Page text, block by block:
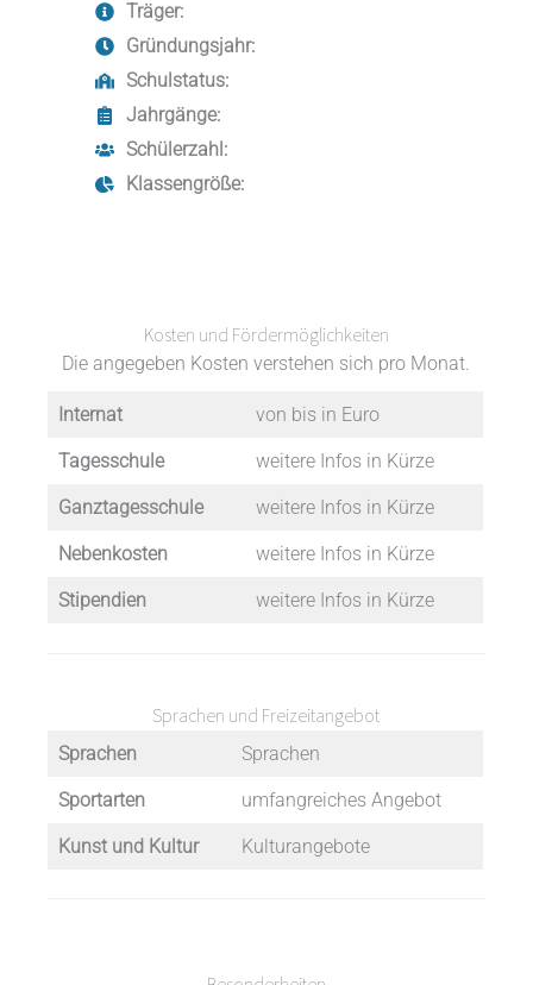
Träger:
Gründungsjahr:
Schulstatus:
Jahrgänge:
Schülerzahl:
Klassengröße:
Kosten und Fördermöglichkeiten
Die angegeben Kosten verstehen sich pro Monat.
Internat von bis in Euro
Tagesschule weitere Infos in Kürze
Ganztagesschule weitere Infos in Kürze
Nebenkosten weitere Infos in Kürze
Stipendien weitere Infos in Kürze
Sprachen und Freizeitangebot
Sprachen Sprachen
Sportarten umfangreiches Angebot
Kunst und Kultur Kulturangebote